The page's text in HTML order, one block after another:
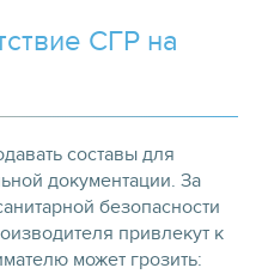
СГР на
составы для
документации. За
безопасности
привлекут к
может грозить: